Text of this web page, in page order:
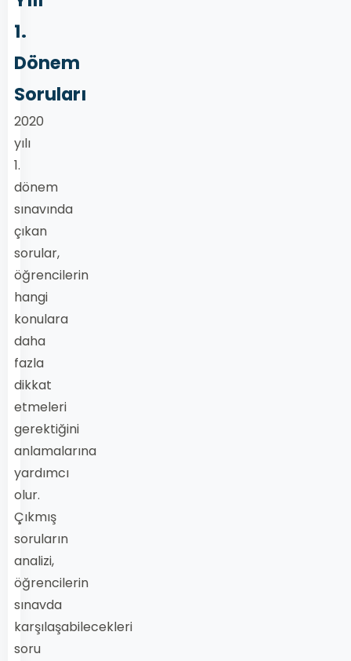
1.
Dönem
Soruları
2020
yılı
1.
dönem
sınavında
çıkan
sorular,
öğrencilerin
hangi
konulara
daha
fazla
dikkat
etmeleri
gerektiğini
anlamalarına
yardımcı
olur.
Çıkmış
soruların
analizi,
öğrencilerin
sınavda
karşılaşabilecekleri
soru